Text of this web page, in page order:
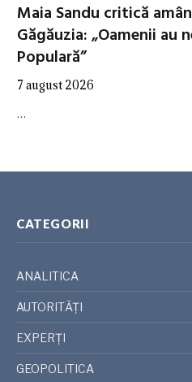
Maia Sandu critică
Găgăuzia: „Oamenii au
Populară”
7 august 2026
…
CATEGORII
ANALITICA
AUTORITĂȚI
EXPERȚI
GEOPOLITICA